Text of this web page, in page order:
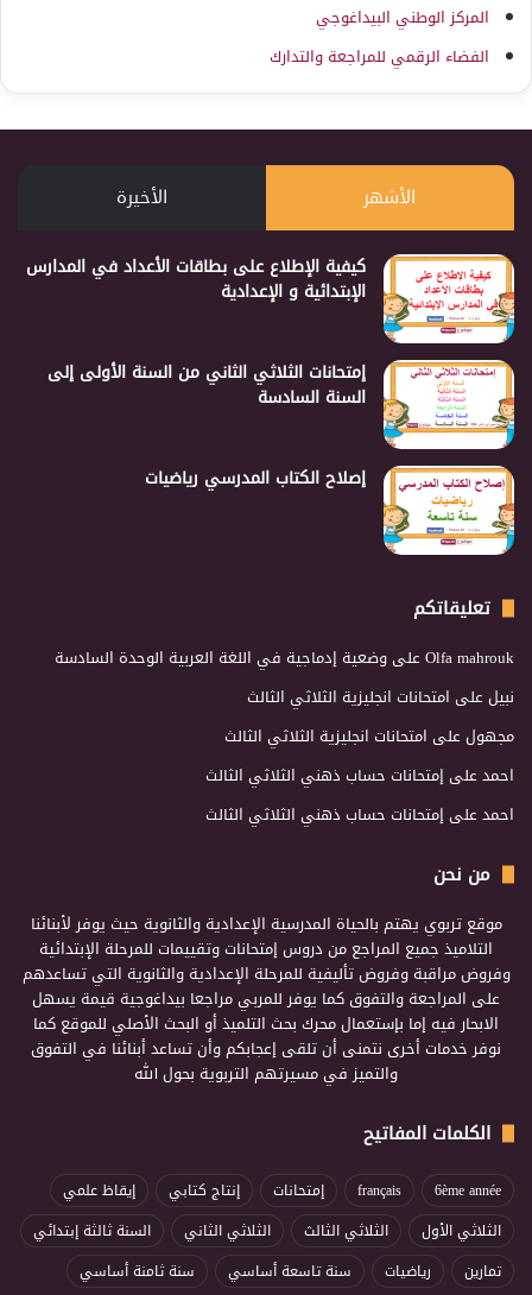
المركز الوطني البيداغوجي
الفضاء الرقمي للمراجعة والتدارك
الأشهر الأخيرة
كيفية الإطلاع على بطاقات الأعداد في المدارس
الإبتدائية و الإعدادية
إمتحانات الثلاثي الثاني من السنة الأولى إلى
السنة السادسة
إصلاح الكتاب المدرسي رياضيات
تعليقاتكم
Olfa mahroukعلى وضعية إدماجية في اللغة العربية الوحدة السادسة
نبيلعلى امتحانات انجليزية الثلاثي الثالث
مجهولعلى امتحانات انجليزية الثلاثي الثالث
احمدعلى إمتحانات حساب ذهني الثلاثي الثالث
احمدعلى إمتحانات حساب ذهني الثلاثي الثالث
من نحن
موقع تربوي يهتم بالحياة المدرسية الإعدادية والثانوية حيث يوفر لأبنائنا
التلاميذ جميع المراجع من دروس إمتحانات وتقييمات للمرحلة الإبتدائية
وفروض مراقبة وفروض تأليفية للمرحلة الإعدادية والثانوية التي تساعدهم
على المراجعة والتفوق كما يوفر للمربي مراجعا بيداغوجية قيمة يسهل
الابحار فيه إما بإستعمال محرك بحث التلميذ أو البحث الأصلي للموقع كما
نوفر خدمات أخرى نتمنى أن تلقى إعجابكم وأن تساعد أبنائنا في التفوق
والتميز في مسيرتهم التربوية بحول الله
الكلمات المفاتيح
6ème année
français إمتحانات إنتاج كتابي
إيقاظ علمي
الثلاثي الأول
الثلاثي الثالث الثلاثي الثاني
السنة ثالثة إبتدائي
تمارين
رياضيات سنة تاسعة أساسي سنة ثامنة أساسي